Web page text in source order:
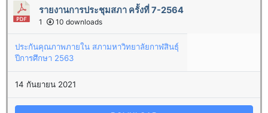
รายงานการประชุมสภา ครั้งที่ 7-2564
1 10 downloads
ประกันคุณภาพภายใน สภามหาวิทยาลัยกาฬสินธุ์
ปีการศึกษา 2563
14 กันยายน 2021